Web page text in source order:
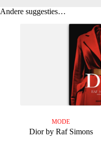
Andere suggesties…
MODE
Dior by Raf Simons